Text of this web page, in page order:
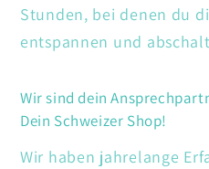
Stunden, bei denen du
entspannen und
Wir sind dein
Dein Schweizer Shop!
Wir haben jahrelange